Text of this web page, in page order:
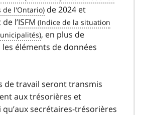
de 2024 et
l’ISFM
, en plus de
éléments de données
de travail seront transmis
aux trésorières et
secrétaires-trésorières